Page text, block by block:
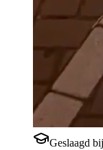
Geslaagd